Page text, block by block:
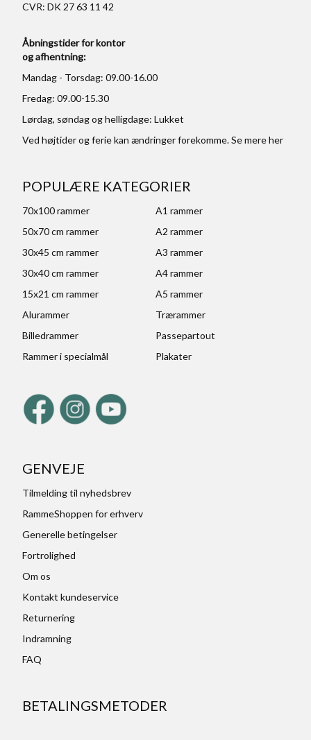
CVR: DK 27 63 11 42
Åbningstider for kontor
og afhentning:
Mandag - Torsdag: 09.00-16.00
Fredag: 09.00-15.30
Lørdag, søndag og helligdage: Lukket
Ved højtider og ferie kan ændringer forekomme. Se mereher
POPULÆRE KATEGORIER
70x100 rammer
A1 rammer
50x70 cm rammer
A2 rammer
30x45 cm rammer
A3 rammer
30x40 cm rammer
A4 rammer
15x21 cm rammer
A5 rammer
Alurammer
Trærammer
Billedrammer
Passepartout
Rammer i specialmål
Plakater
GENVEJE
Tilmelding til nyhedsbrev
RammeShoppen for erhverv
Generelle betingelser
Fortrolighed
Om os
Kontakt kundeservice
Returnering
Indramning
FAQ
BETALINGSMETODER